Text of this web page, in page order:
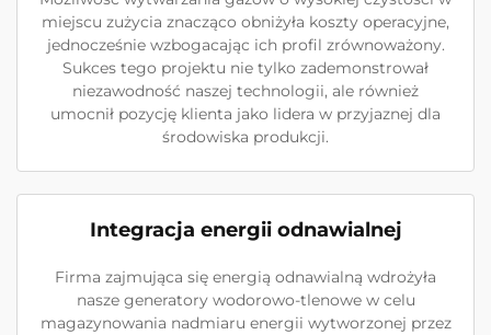
miejscu zużycia znacząco obniżyła koszty operacyjne,
jednocześnie wzbogacając ich profil zrównoważony.
Sukces tego projektu nie tylko zademonstrował
niezawodność naszej technologii, ale również
umocnił pozycję klienta jako lidera w przyjaznej dla
środowiska produkcji.
Integracja energii odnawialnej
Firma zajmująca się energią odnawialną wdrożyła
nasze generatory wodorowo-tlenowe w celu
magazynowania nadmiaru energii wytworzonej przez